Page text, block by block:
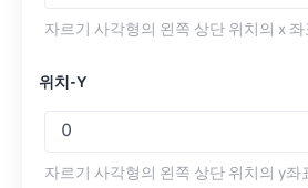
자르기 사각형의 왼쪽 상단 위치의 x
위치-Y
자르기 사각형의 왼쪽 상단 위치의 y좌